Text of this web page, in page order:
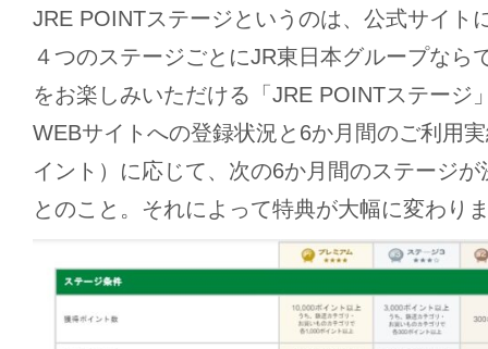
JRE POINTステージというのは、公式サイト
４つのステージごとにJR東日本グループなら
をお楽しみいただける「JRE POINTステージ
WEBサイトへの登録状況と6か月間のご利用
イント）に応じて、次の6か月間のステージが
とのこと。それによって特典が大幅に変わり